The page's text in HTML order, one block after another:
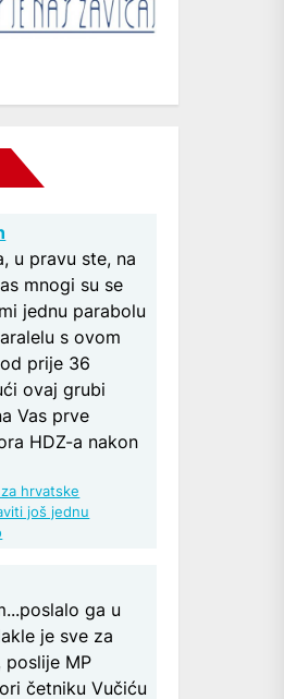
u pravu ste, na
mnogi su se
jednu parabolu
s ovom
prije 36
ovaj grubi
Vas prve
HDZ-a nakon
hrvatske
još jednu
ga u
je sve za
poslije MP
četniku Vučiću